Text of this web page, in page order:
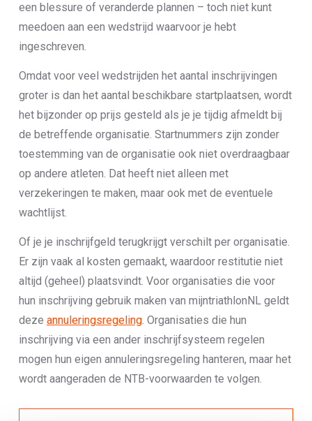
een blessure of veranderde plannen – toch niet kunt
meedoen aan een wedstrijd waarvoor je hebt
ingeschreven.
Omdat voor veel wedstrijden het aantal inschrijvingen
groter is dan het aantal beschikbare startplaatsen, wordt
het bijzonder op prijs gesteld als je je tijdig afmeldt bij
de betreffende organisatie. Startnummers zijn zonder
toestemming van de organisatie ook niet overdraagbaar
op andere atleten. Dat heeft niet alleen met
verzekeringen te maken, maar ook met de eventuele
wachtlijst.
Of je je inschrijfgeld terugkrijgt verschilt per organisatie.
Er zijn vaak al kosten gemaakt, waardoor restitutie niet
altijd (geheel) plaatsvindt. Voor organisaties die voor
hun inschrijving gebruik maken van mijntriathlonNL geldt
deze annuleringsregeling. Organisaties die hun
inschrijving via een ander inschrijfsysteem regelen
mogen hun eigen annuleringsregeling hanteren, maar het
wordt aangeraden de NTB-voorwaarden te volgen.